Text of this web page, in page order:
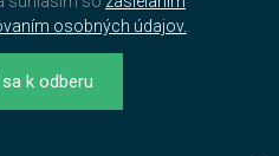
osobných údajov..
k odberu